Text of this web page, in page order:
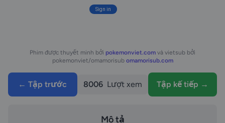
Phim được thuyết minh bởi pokemonviet.com và vietsub bởi
pokemonviet/omamorisub omamorisub.com
← Tập trước 8006 Lượt xem Tập kế tiếp →
Mô tả